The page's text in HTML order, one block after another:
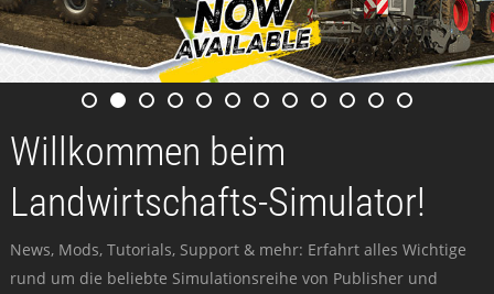
Willkommen beim
Landwirtschafts-Simulator!
News, Mods, Tutorials, Support & mehr: Erfahrt alles Wichtige
rund um die beliebte Simulationsreihe von Publisher und